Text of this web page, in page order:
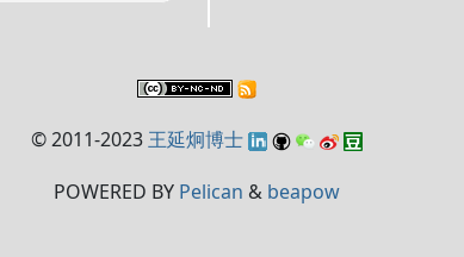
© 2011-2023 王延炯博士
POWERED BY Pelican & beapow